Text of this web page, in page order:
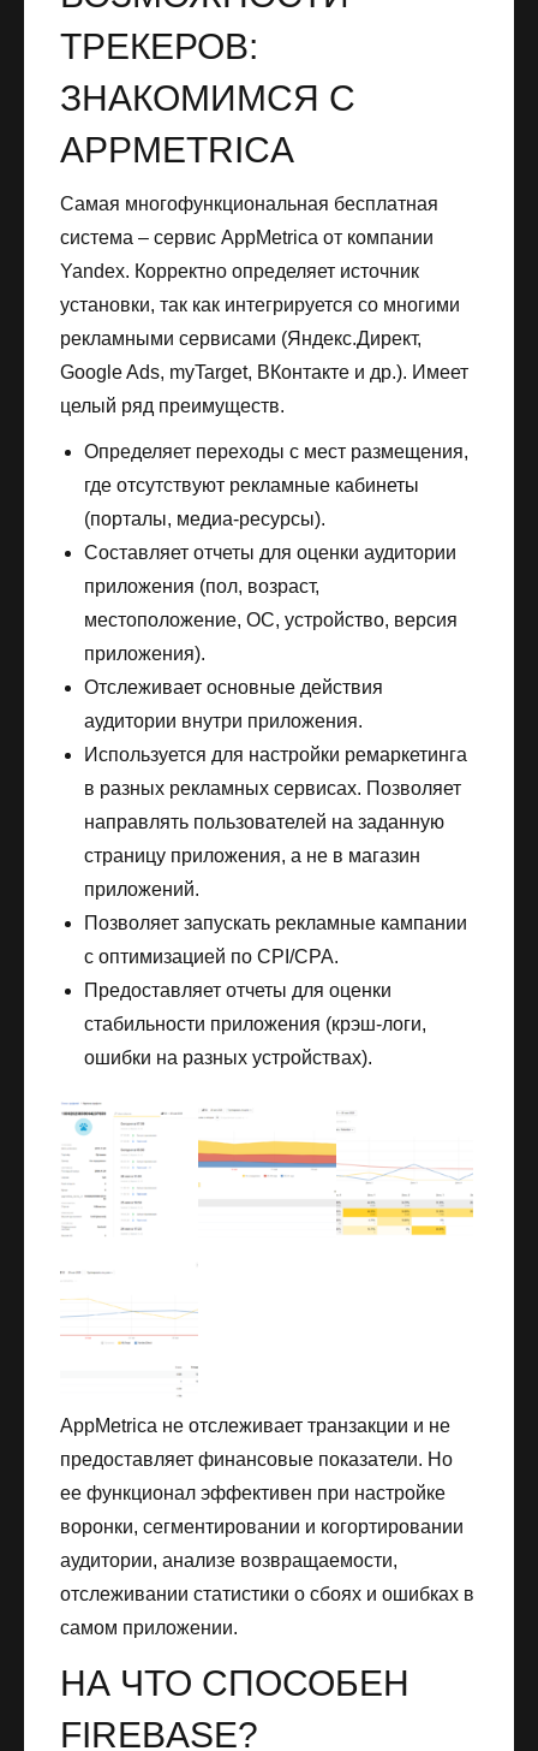
ТРЕКЕРОВ:
ЗНАКОМИМСЯ С
APPMETRICA
Самая многофункциональная бесплатная
система – сервис AppMetrica от компании
Yandex. Корректно определяет источник
установки, так как интегрируется со многими
рекламными сервисами (Яндекс.Директ,
Google Ads, myTarget, ВКонтакте и др.). Имеет
целый ряд преимуществ.
Определяет переходы с мест размещения,
где отсутствуют рекламные кабинеты
(порталы, медиа-ресурсы).
Составляет отчеты для оценки аудитории
приложения (пол, возраст,
местоположение, ОС, устройство, версия
приложения).
Отслеживает основные действия
аудитории внутри приложения.
Используется для настройки ремаркетинга
в разных рекламных сервисах. Позволяет
направлять пользователей на заданную
страницу приложения, а не в магазин
приложений.
Позволяет запускать рекламные кампании
с оптимизацией по CPI/CPA.
Предоставляет отчеты для оценки
стабильности приложения (крэш-логи,
ошибки на разных устройствах).
AppMetrica не отслеживает транзакции и не
предоставляет финансовые показатели. Но
ее функционал эффективен при настройке
воронки, сегментировании и когортировании
аудитории, анализе возвращаемости,
отслеживании статистики о сбоях и ошибках в
самом приложении.
НА ЧТО СПОСОБЕН
FIREBASE?